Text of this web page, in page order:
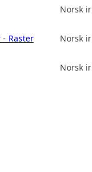
Norsk
- Raster Norsk
Norsk